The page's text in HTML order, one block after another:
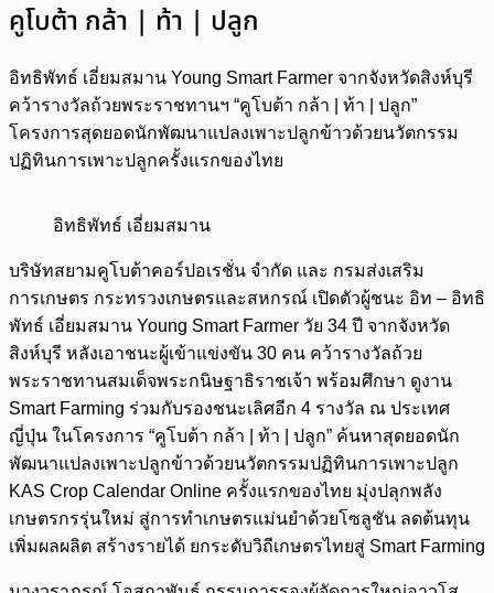
คูโบต้า กล้า | ท้า | ปลูก
อิทธิพัทธ์ เอี่ยมสมาน Young Smart Farmer จากจังหวัดสิงห์บุรี
คว้ารางวัลถ้วยพระราชทานฯ “คูโบต้า กล้า | ท้า | ปลูก”
โครงการสุดยอดนักพัฒนาแปลงเพาะปลูกข้าวด้วยนวัตกรรม
ปฏิทินการเพาะปลูกครั้งแรกของไทย
อิทธิพัทธ์ เอี่ยมสมาน
บริษัทสยามคูโบต้าคอร์ปอเรชั่น จำกัด และ กรมส่งเสริม
การเกษตร กระทรวงเกษตรและสหกรณ์ เปิดตัวผู้ชนะ อิท – อิทธิ
พัทธ์ เอี่ยมสมาน Young Smart Farmer วัย 34 ปี จากจังหวัด
สิงห์บุรี หลังเอาชนะผู้เข้าแข่งขัน 30 คน คว้ารางวัลถ้วย
พระราชทานสมเด็จพระกนิษฐาธิราชเจ้า พร้อมศึกษา ดูงาน
Smart Farming ร่วมกับรองชนะเลิศอีก 4 รางวัล ณ ประเทศ
ญี่ปุ่น ในโครงการ “คูโบต้า กล้า | ท้า | ปลูก” ค้นหาสุดยอดนัก
พัฒนาแปลงเพาะปลูกข้าวด้วยนวัตกรรมปฏิทินการเพาะปลูก
KAS Crop Calendar Online ครั้งแรกของไทย มุ่งปลุกพลัง
เกษตรกรรุ่นใหม่ สู่การทำเกษตรแม่นยำด้วยโซลูชัน ลดต้นทุน
เพิ่มผลผลิต สร้างรายได้ ยกระดับวิถีเกษตรไทยสู่ Smart Farming